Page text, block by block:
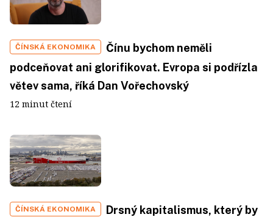
ČÍNSKÁ EKONOMIKA
Čínu bychom neměli
podceňovat ani glorifikovat. Evropa si podřízla
větev sama, říká Dan Vořechovský
12 minut čtení
ČÍNSKÁ EKONOMIKA
Drsný kapitalismus, který by